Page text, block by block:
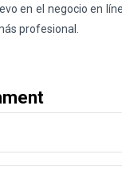
en el negocio en
profesional.